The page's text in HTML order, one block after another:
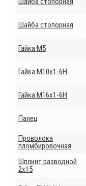
Шайба стопорная
Гайка М5
Гайка М10х1-6Н
Гайка М16х1-6Н
Палец
Проволока
пломбировочная
Шплинт разводной
2х15